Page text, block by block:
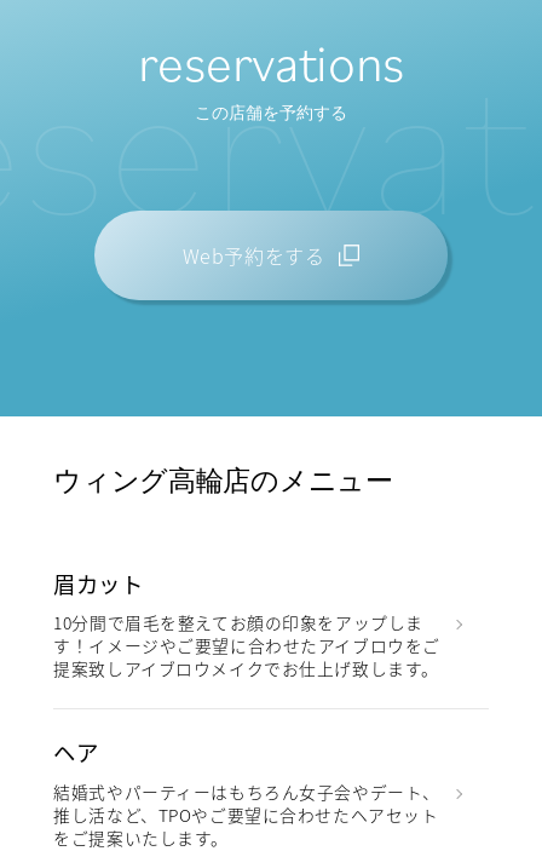
reservations
この店舗を予約する
Web予約をする
ervati
ウィング高輪店のメニュー
眉カット
10分間で眉毛を整えてお顔の印象をアップしま
す！イメージやご要望に合わせたアイブロウをご
提案致しアイブロウメイクでお仕上げ致します。
ヘア
結婚式やパーティーはもちろん女子会やデート、
推し活など、TPOやご要望に合わせたヘアセット
をご提案いたします。